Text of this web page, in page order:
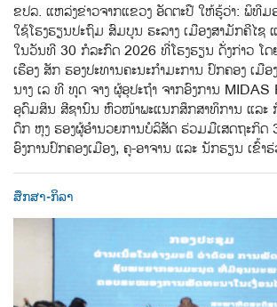
ຂປລ. ແຫລ່ງຂ່າວຈາກແຂວງ ອັດຕະປື ໃຫ້ຮູ້ວ່າ: ພິທີມ
ໃຊ້ໂຮງຮຽນປະຖົມ ສົມບູນ ຮະລາງ ເມືອງສາມັກຄີໄຊ
ໃນວັນທີ 30 ກໍລະກົດ 2026 ທີ່ໂຮງຮຽນ ດັ່ງກ່າວ ໂ
ເຮືອງ ສັກ ຮອງປະທານຄະນະກຳມະການ ປົກຄອງ ເມື
ນາງ ເລ ທີ ທູດ ຈາງ ຜູ້ອຸປະຖຳ ຈາກອົງການ
ອຸດົມສິນ ສີຊານົນ ຫົວໜ້າພະແນກສຶກສາທິການ ແລະ
ດຶກ ຫຸງ ຮອງຜູ້ອຳນວຍການບໍລິສັດ ຮ່ວມມືເສດຖະກິດ
ອົງການປົກຄອງເມືອງ, ຄູ-ອາຈານ ແລະ ນັກຮຽນ ເຂົ້າ
ສຶກສາ-ກິລາ